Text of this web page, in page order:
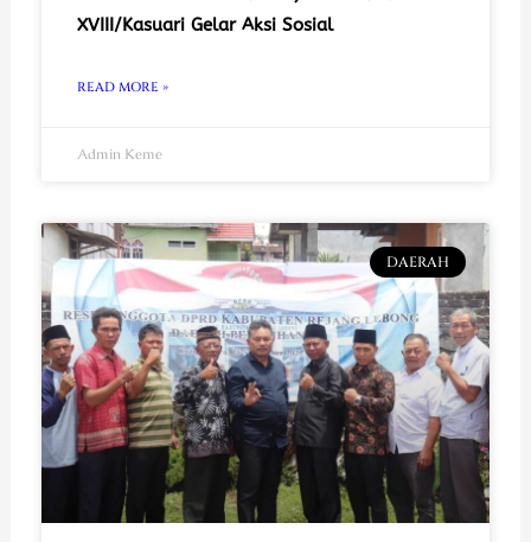
XVIII/Kasuari Gelar Aksi Sosial
READ MORE »
Admin Keme
DAERAH